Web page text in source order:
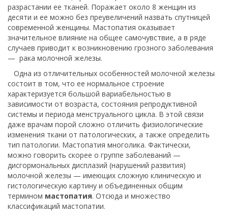
разрастании ее тканей. Поражает около 8 женщин из
десяти и ее можно без преувеличений назвать спутницей
современной женщины. Мастопатия оказывает
значительное влияние на общее самочувствие, а в ряде
случаев приводит к возникновению грозного заболевания
— рака молочной железы.
Одна из отличительных особенностей молочной железы
состоит в том, что ее нормальное строение
характеризуется большой вариабельностью в
зависимости от возраста, состояния репродуктивной
системы и периода менструального цикла. В этой связи
даже врачам порой сложно отличить физиологические
изменения ткани от патологических, а также определить
тип патологии. Мастопатия многолика. Фактически,
можно говорить скорее о группе заболеваний —
дисгормональных дисплазий (нарушений развития)
молочной железы — имеющих сложную клиническую и
гистологическую картину и объединенных общим
термином мастопатия. Отсюда и множество
классификаций мастопатии.